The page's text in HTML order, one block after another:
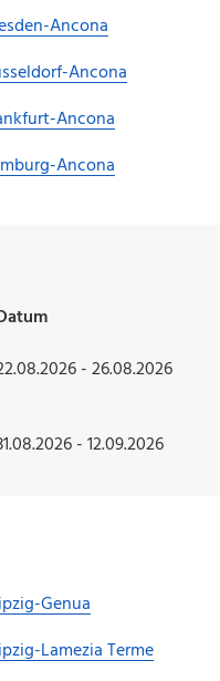
Ancona
Ancona
Ancona
Ancona
- 26.08.2026
- 12.09.2026
Genua
Lamezia Terme